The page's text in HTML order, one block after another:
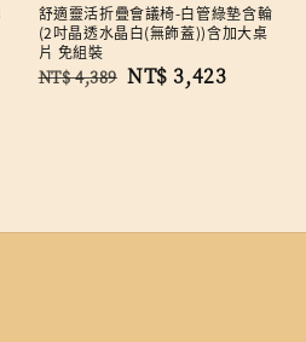
舒適靈活折疊會議椅-白管綠墊含輪
(2吋晶透水晶白(無飾蓋))含加大桌
片 免組裝
Regular
NT$ 4,389 Sale
NT$ 3,423